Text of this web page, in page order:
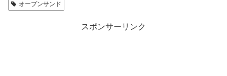
オープンサンド
スポンサーリンク